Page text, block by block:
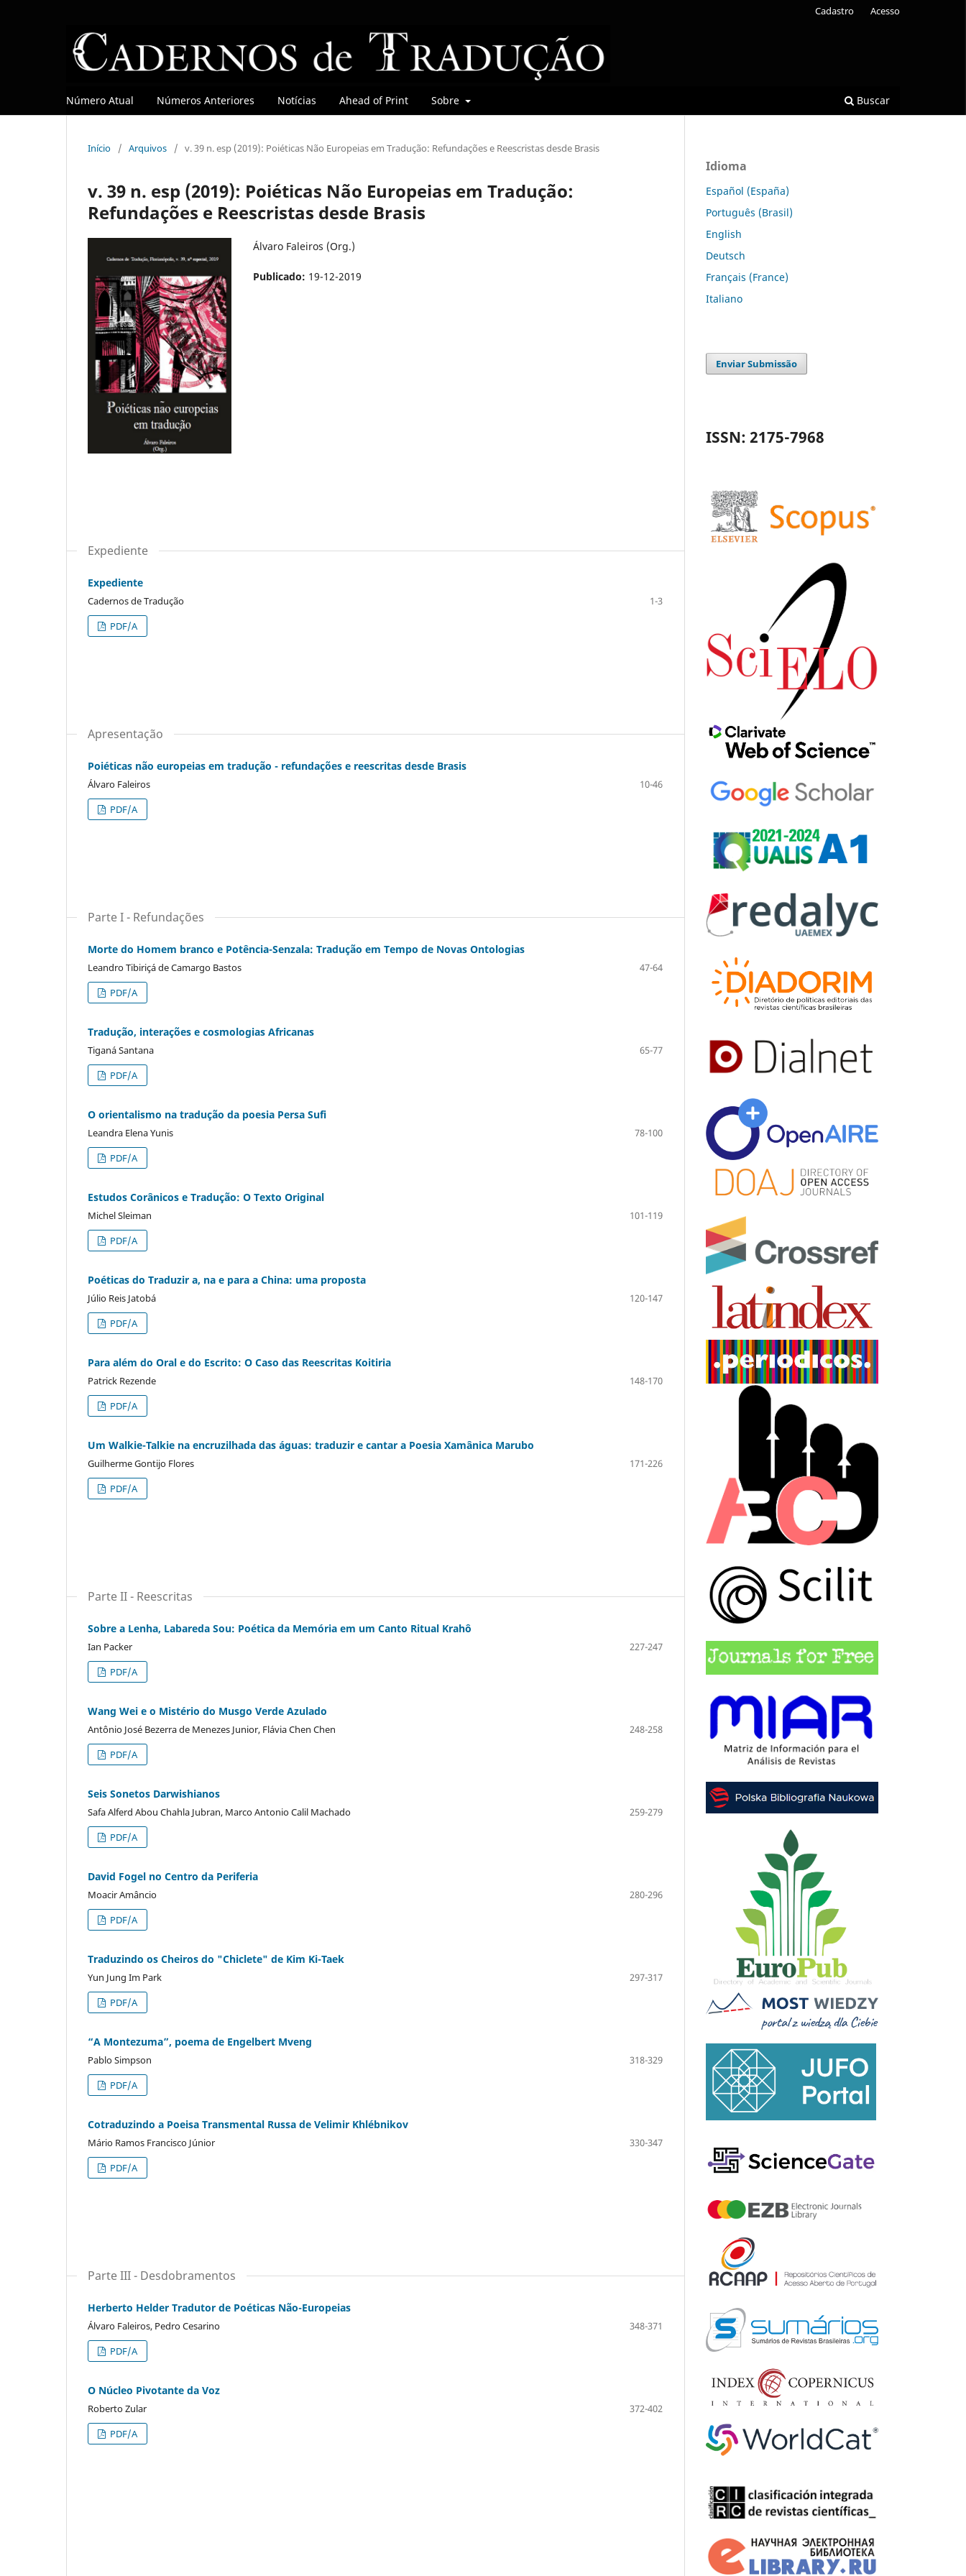
Número Atual Números Anteriores Notícias Ahead of Print Sobre Buscar
Cadastro Acesso
Início / Arquivos / v. 39 n. esp (2019): Poiéticas Não Europeias em Tradução: Refundações e Reescristas desde Brasis
v. 39 n. esp (2019): Poiéticas Não Europeias em Tradução:
Refundações e Reescristas desde Brasis
Álvaro Faleiros (Org.)
Publicado: 19-12-2019
Expediente
Expediente
Cadernos de Tradução
1-3
PDF/A
Apresentação
Poiéticas não europeias em tradução - refundações e reescritas desde Brasis
Álvaro Faleiros
10-46
PDF/A
Parte I - Refundações
Morte do Homem branco e Potência-Senzala: Tradução em Tempo de Novas Ontologias
Leandro Tibiriçá de Camargo Bastos
47-64
PDF/A
Tradução, interações e cosmologias Africanas
Tiganá Santana
65-77
PDF/A
O orientalismo na tradução da poesia Persa Sufi
Leandra Elena Yunis
78-100
PDF/A
Estudos Corânicos e Tradução: O Texto Original
Michel Sleiman
101-119
PDF/A
Poéticas do Traduzir a, na e para a China: uma proposta
Júlio Reis Jatobá
120-147
PDF/A
Para além do Oral e do Escrito: O Caso das Reescritas Koitiria
Patrick Rezende
148-170
PDF/A
Um Walkie-Talkie na encruzilhada das águas: traduzir e cantar a Poesia Xamânica Marubo
Guilherme Gontijo Flores
171-226
PDF/A
Parte II - Reescritas
Sobre a Lenha, Labareda Sou: Poética da Memória em um Canto Ritual Krahô
Ian Packer
227-247
PDF/A
Wang Wei e o Mistério do Musgo Verde Azulado
Antônio José Bezerra de Menezes Junior, Flávia Chen Chen
248-258
PDF/A
Seis Sonetos Darwishianos
Safa Alferd Abou Chahla Jubran, Marco Antonio Calil Machado
259-279
PDF/A
David Fogel no Centro da Periferia
Moacir Amâncio
280-296
PDF/A
Traduzindo os Cheiros do "Chiclete" de Kim Ki-Taek
Yun Jung Im Park
297-317
PDF/A
“A Montezuma”, poema de Engelbert Mveng
Pablo Simpson
318-329
PDF/A
Cotraduzindo a Poeisa Transmental Russa de Velimir Khlébnikov
Mário Ramos Francisco Júnior
330-347
PDF/A
Parte III - Desdobramentos
Herberto Helder Tradutor de Poéticas Não-Europeias
Álvaro Faleiros, Pedro Cesarino
348-371
PDF/A
O Núcleo Pivotante da Voz
Roberto Zular
372-402
PDF/A
Idioma
Español (España)
Português (Brasil)
English
Deutsch
Français (France)
Italiano
Enviar Submissão
ISSN: 2175-7968